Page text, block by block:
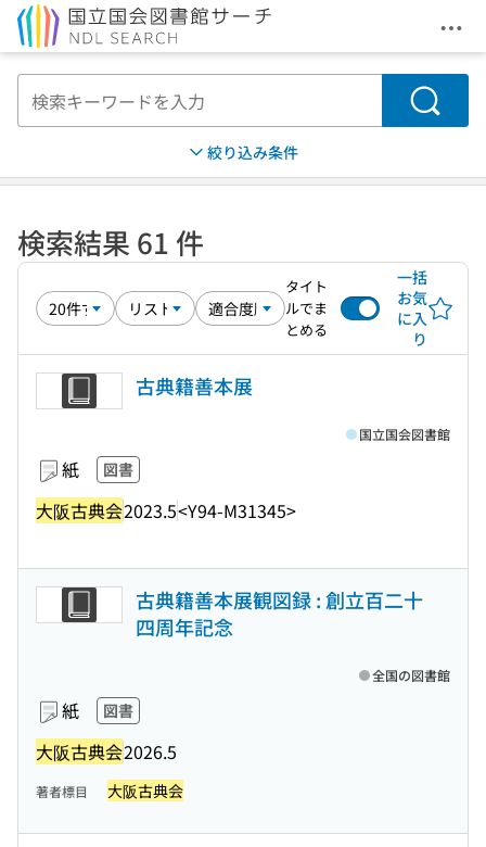
メ
検索
絞り込み条件
検索結果 61 件
タイト
ルでま
とめる
一括
お気
に入
り
古典籍善本展
紙 図書
大阪古典会2023.5<Y94-M31345>
国立国会図書館
古典籍善本展観図録 : 創立百二十
四周年記念
紙 図書
大阪古典会2026.5
全国の図書館
著者標目 大阪古典会